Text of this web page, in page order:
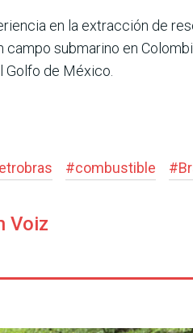
en la extracción de
submarino en
Golfo de México.
#combustible #
Voiz